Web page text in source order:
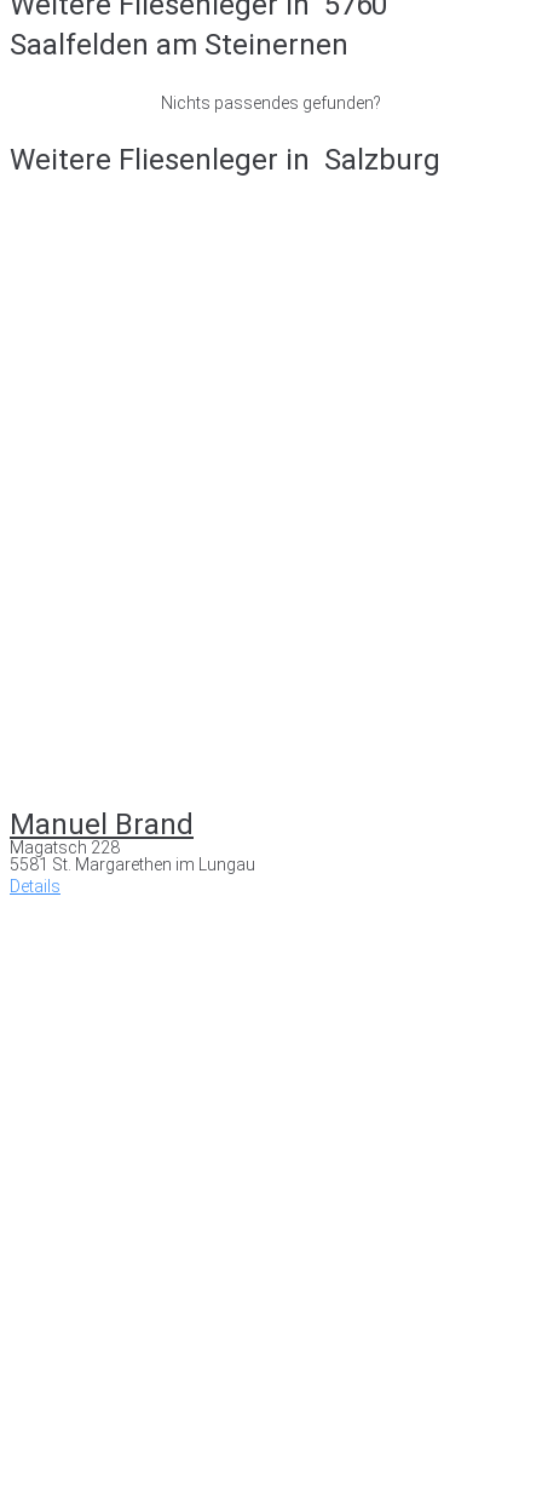
Saalfelden am Steinernen
Nichts passendes gefunden?
Weitere Fliesenleger in Salzburg
Manuel Brand
Magatsch 228
5581 St. Margarethen im Lungau
Details